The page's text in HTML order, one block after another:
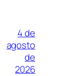
4 de
agosto
de
2026